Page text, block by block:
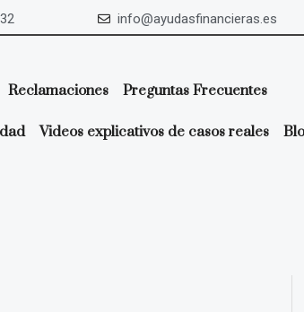
info@ayudasfinancieras.es
Reclamaciones Preguntas Frecuentes
Videos explicativos de casos reales